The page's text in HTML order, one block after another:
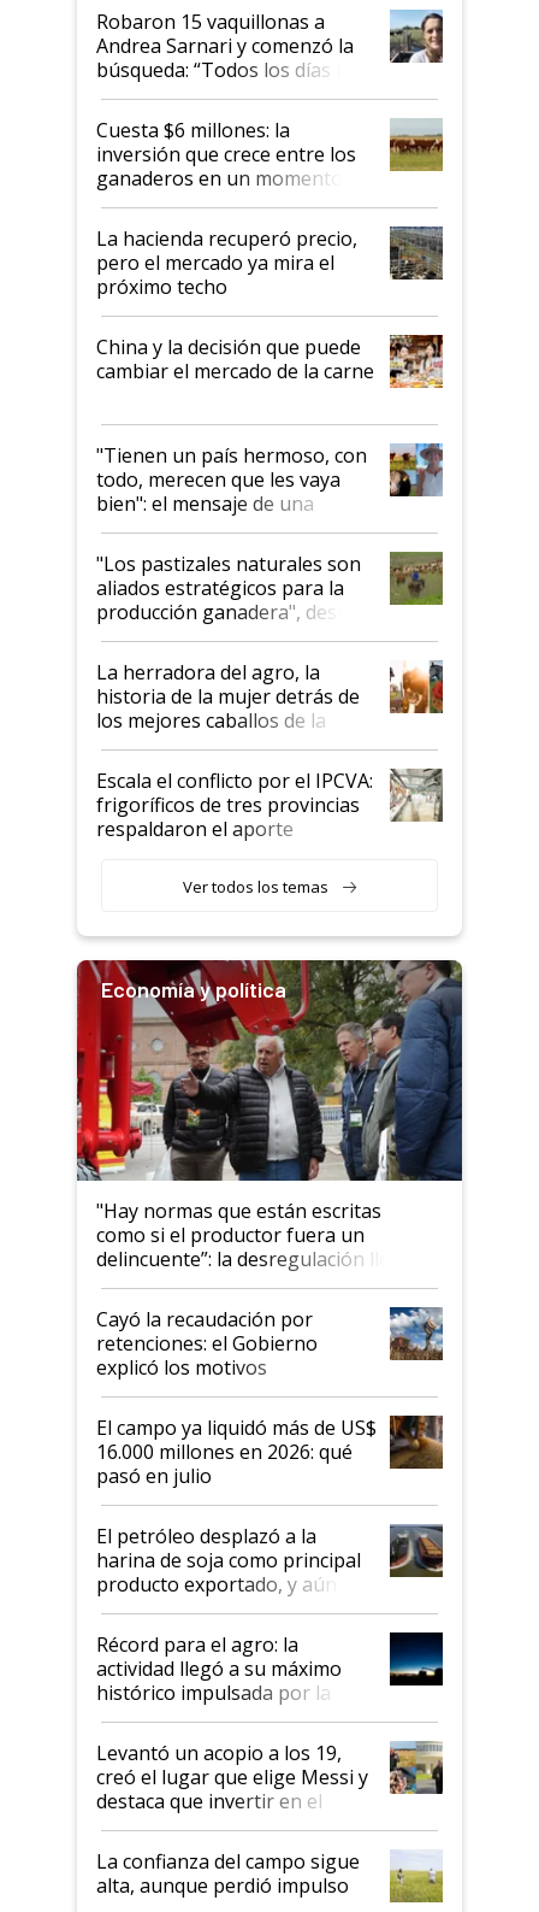
Robaron 15 vaquillonas a
Andrea Sarnari y comenzó la
búsqueda: “Todos los días le
toca a algún productor”
Cuesta $6 millones: la
inversión que crece entre los
ganaderos en un momento
histórico para la actividad
La hacienda recuperó precio,
pero el mercado ya mira el
próximo techo
China y la decisión que puede
cambiar el mercado de la carne
"Tienen un país hermoso, con
todo, merecen que les vaya
bien": el mensaje de una
ganadera uruguaya sobre las
oportunidades que se abren
para el agro en Argentina, con
foco en la carne
"Los pastizales naturales son
aliados estratégicos para la
producción ganadera", destaca
la iniciativa que ya reúne a 46
establecimientos en Argentina
La herradora del agro, la
historia de la mujer detrás de
los mejores caballos de la
Argentina y los mitos que
todavía hacen sufrir a estos
animales: "Mientras me
descalificaban, yo seguí
haciendo currículum"
Escala el conflicto por el IPCVA:
frigoríficos de tres provincias
respaldaron el aporte
Ver todos los temas
Economía y política
"Hay normas que están escritas
como si el productor fuera un
delincuente”: la desregulación llegó
al Congreso Aapresid y hasta se
habló del financiamiento al IPCVA
Cayó la recaudación por
retenciones: el Gobierno
explicó los motivos
El campo ya liquidó más de US$
16.000 millones en 2026: qué
pasó en julio
El petróleo desplazó a la
harina de soja como principal
producto exportado, y aún así
el agro aportó casi seis de cada
diez dólares y sostuvo el
liderazgo en un semestre
récord
Récord para el agro: la
actividad llegó a su máximo
histórico impulsada por la
cosecha y las exportaciones
Levantó un acopio a los 19,
creó el lugar que elige Messi y
destaca que invertir en el
kirchnerismo era como "darle
plata a un hijo para droga":
Juan Félix Rossetti, el libertario
que de una dura crisis salió
La confianza del campo sigue
alta, aunque perdió impulso